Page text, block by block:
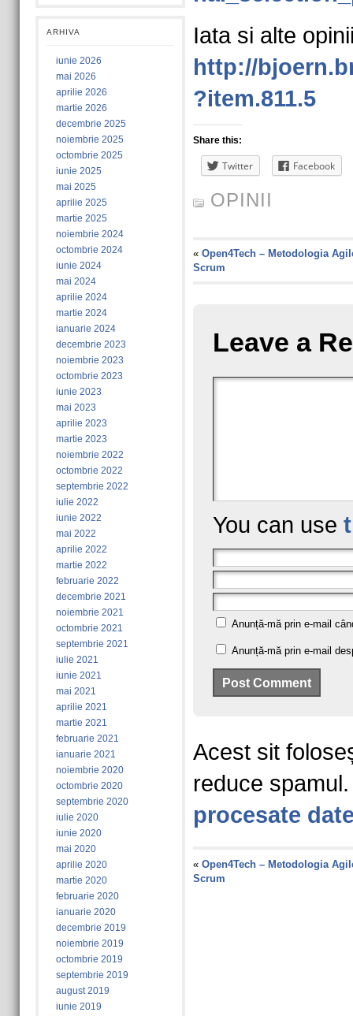
ARHIVA
iunie 2026
mai 2026
aprilie 2026
martie 2026
decembrie 2025
noiembrie 2025
octombrie 2025
iunie 2025
mai 2025
aprilie 2025
martie 2025
noiembrie 2024
octombrie 2024
iunie 2024
mai 2024
aprilie 2024
martie 2024
ianuarie 2024
decembrie 2023
noiembrie 2023
octombrie 2023
iunie 2023
mai 2023
aprilie 2023
martie 2023
noiembrie 2022
octombrie 2022
septembrie 2022
iulie 2022
iunie 2022
mai 2022
aprilie 2022
martie 2022
februarie 2022
decembrie 2021
noiembrie 2021
octombrie 2021
septembrie 2021
iulie 2021
iunie 2021
mai 2021
aprilie 2021
martie 2021
februarie 2021
ianuarie 2021
noiembrie 2020
octombrie 2020
septembrie 2020
iulie 2020
iunie 2020
mai 2020
aprilie 2020
martie 2020
februarie 2020
ianuarie 2020
decembrie 2019
noiembrie 2019
octombrie 2019
septembrie 2019
august 2019
iunie 2019
Iata si alte
http://
?item.811.5
Share this:
Twitter Facebook
OPINII
« Open4Tech – Metodologia
Scrum
Leave a
You can use
Anunță-mă prin e-mail
Anunță-mă prin e-mail
Acest sit
reduce
procesate
« Open4Tech – Metodologia
Scrum